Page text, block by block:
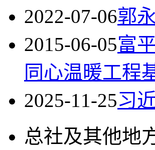
2022-07-06郭
2015-06-05富
同心温暖工程
2025-11-25习
总社及其他地